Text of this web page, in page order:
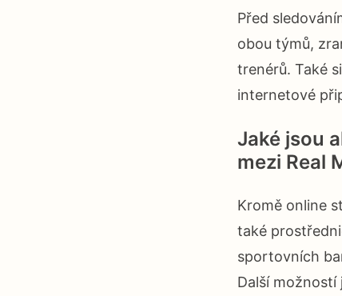
Před
obou týmů,
trenérů. Také
internetové
Jaké jsou
mezi Real
Kromě online
také
sportovních
Další